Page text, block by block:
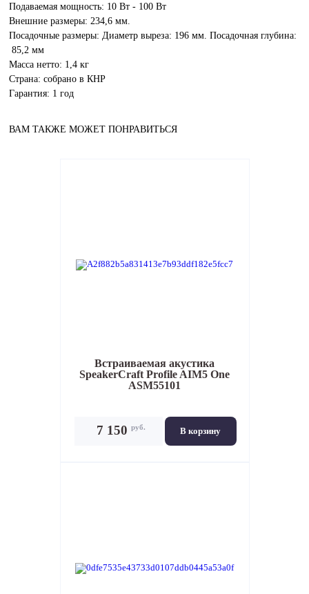
Подаваемая мощность: 10 Вт - 100 Вт
Внешние размеры: 234,6 мм.
Посадочные размеры: Диаметр выреза: 196 мм. Посадочная глубина:
85,2 мм
Масса нетто: 1,4 кг
Страна: собрано в КНР
Гарантия: 1 год
ВАМ ТАКЖЕ МОЖЕТ ПОНРАВИТЬСЯ
Встраиваемая акустика
SpeakerCraft Profile AIM5 One
ASM55101
В корзину
7 150 руб.